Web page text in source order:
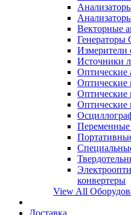
Векторные
Генераторы
Измерители
Источники
Оптические
Оптические
Оптические
Переменные
конвертеры
View All
Доставка